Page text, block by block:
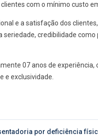
com o mínimo custo
e a satisfação dos
credibilidade
07 anos de
e exclusividade.
por deficiência